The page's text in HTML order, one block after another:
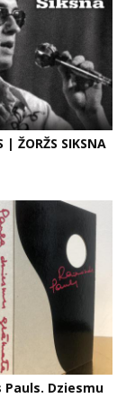
| ŽORŽS SIKSNA
Pauls. Dziesmu